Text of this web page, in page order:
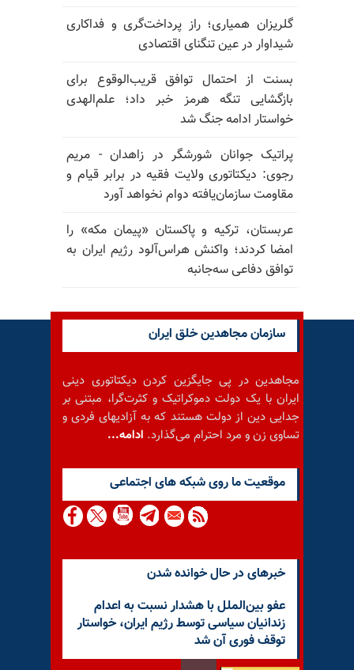
گلریزان همیاری؛ راز پرداخت‌گری و فداکاری
شیداوار در عین تنگنای اقتصادی
بسنت از احتمال توافق قریب‌الوقوع برای
بازگشایی تنگه هرمز خبر داد؛ علم‌الهدی
خواستار ادامه جنگ شد
پراتیک جوانان شورشگر در زاهدان - مریم
رجوی: دیکتاتوری ولایت فقیه در برابر قیام و
مقاومت سازمان‌یافته دوام نخواهد آورد
عربستان، ترکیه و پاکستان «پیمان مکه» را
امضا کردند؛ واکنش هراس‌آلود رژیم ایران به
توافق دفاعی سه‌جانبه
سازمان مجاهدین خلق ایران
مجاهدین در پی جایگزین کردن دیکتاتوری دینی
ایران با یک دولت دموکراتیک و کثرت‌گرا، مبتنی بر
جدایی دین از دولت هستند که به آزادیهای فردی و
تساوی زن و مرد احترام می‌گذارد. ادامه...
موقعيت ما روى شبكه هاى اجتماعى
خبرهای در حال خوانده شدن
عفو بین‌الملل با هشدار نسبت به اعدام
زندانیان سیاسی توسط رژیم ایران، خواستار
توقف فوری آن شد